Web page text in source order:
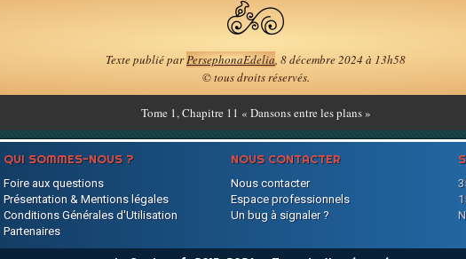
Texte publié parPersephonaEdelia, 8 décembre 2024 à 13h58
© tous droits réservés.
Tome1, Chapitre 11 « Dansons entre les plans »
QUI SOMMES-NOUS ? NOUS CONTACTER
Foire aux questions
Présentation & Mentions légales
Conditions Générales d'Utilisation
Partenaires
Nous contacter
Espace professionnels
Un bug à signaler ?